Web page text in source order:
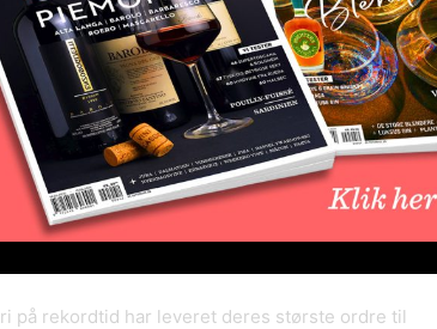
i det nordsjællandske. En af de to
på, hvorfor den danske gin er udvalgt.
inden for gastronomi og kultur. Vi fik nogle
smagen så interessant, at vi gerne ville
Mad Owl Gin som vores november “Gin of the
en
er blevet helt fantastisk”, siger John Burke,
der har medlemmer overalt i Storbritannien.”
rekordtid har leveret deres største ordre til